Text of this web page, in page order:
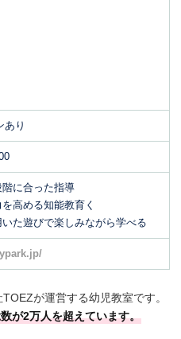
あり
階に合った指導
高める知能教育く
いた遊びで楽しみながら学べる
が運営する幼児教室です。
が2万人を超えています。